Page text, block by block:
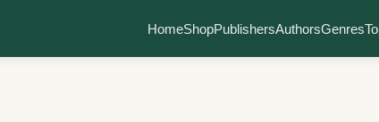
HomeShopPublishersAuthorsGenres